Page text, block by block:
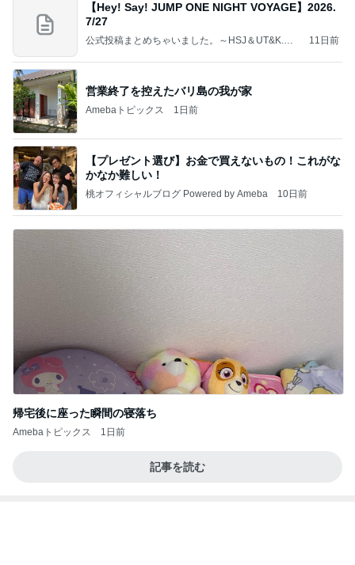
【Hey! Say! JUMP ONE NIGHT VOYAGE】2026.
7/27
公式投稿まとめちゃいました。～HSJ＆UT&K.O.
11日前
営業終了を控えたバリ島の我が家
Amebaトピックス 1日前
【プレゼント選び】お金で買えないもの！これがな
かなか難しい！
桃オフィシャルブログ Powered by Ameba 10日前
帰宅後に座った瞬間の寝落ち
Amebaトピックス 1日前
記事を読む